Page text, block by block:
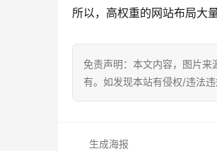
所以，高权重的网站布局大
免责声明：本文内容，图片
有。如发现本站有侵权/违法
生成海报